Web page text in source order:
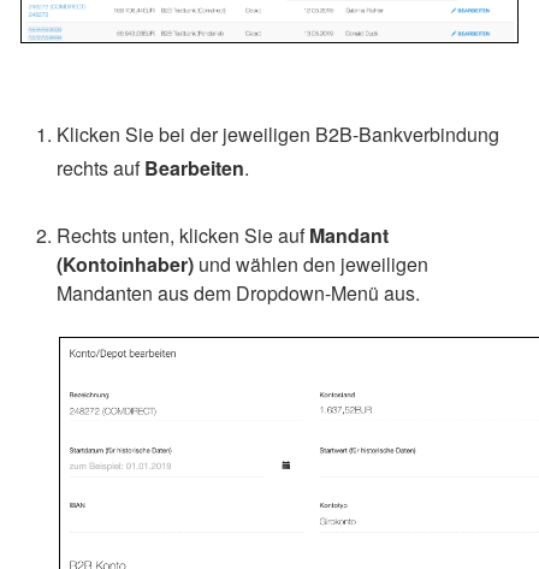
Klicken Sie bei der jeweiligen B2B-Bankverbindung
rechts aufBearbeiten.
Rechts unten, klicken Sie aufMandant
(Kontoinhaber) und wählen den jeweiligen
Mandanten aus dem Dropdown-Menü aus.